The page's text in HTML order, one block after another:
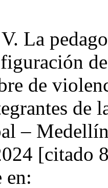
La
de
de
–
[citado
en: